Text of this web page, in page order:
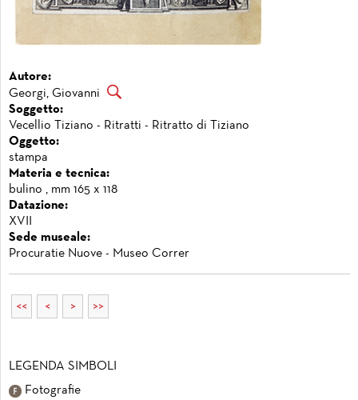
Autore:
Georgi, Giovanni
Soggetto:
Vecellio Tiziano - Ritratti - Ritratto di Tiziano
Oggetto:
stampa
Materia e tecnica:
bulino , mm 165 x 118
Datazione:
XVII
Sede museale:
Procuratie Nuove - Museo Correr
<< < > >>
LEGENDA SIMBOLI
Fotografie